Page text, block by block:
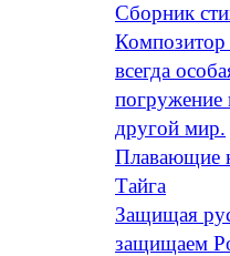
Сборник
всегда
погружение
другой мир.
Плавающие
Тайга
Защищая
защищаем